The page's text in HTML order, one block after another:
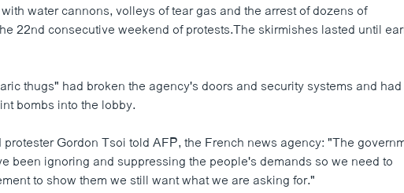
water cannons, volleys of tear gas and the arrest of dozens of
22nd consecutive weekend of protests.The skirmishes lasted until
thugs" had broken the agency's doors and security systems and
bombs into the lobby.
Gordon Tsoi told AFP, the French news agency: "The
been ignoring and suppressing the people's demands so we need to
to show them we still want what we are asking for."